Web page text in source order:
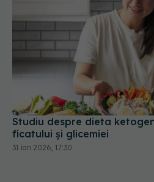
Studiu despre dieta
ficatului și glicemiei
31 ian 2026, 17:30